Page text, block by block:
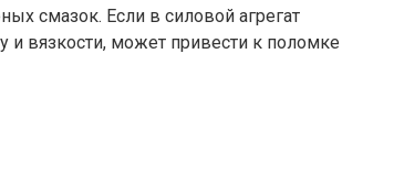
смазок. Если в силовой агрегат
и вязкости, может привести к поломке